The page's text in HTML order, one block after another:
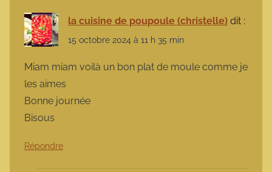
la cuisine de poupoule (christelle) dit :
15 octobre 2024 à 11 h 35 min
Miam miam voilà un bon plat de moule comme je
les aimes
Bonne journée
Bisous
Répondre